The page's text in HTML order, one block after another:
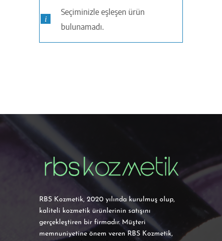
Seçiminizle eşleşen ürün
bulunamadı.
RBS Kozmetik, 2020 yılında kurulmuş olup,
kaliteli kozmetik ürünlerinin satışını
gerçekleştiren bir firmadır. Müşteri
memnuniyetine önem veren RBS Kozmetik,